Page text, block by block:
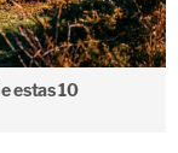
estas 10